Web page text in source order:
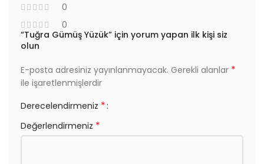
0
0
“Tuğra Gümüş Yüzük” için yorum yapan ilk kişi siz
olun
E-posta adresiniz yayınlanmayacak. Gerekli alanlar *
ile işaretlenmişlerdir
Derecelendirmeniz *
Değerlendirmeniz *